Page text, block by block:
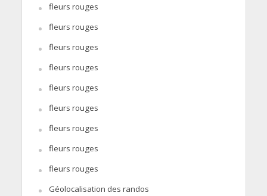
fleurs rouges
fleurs rouges
fleurs rouges
fleurs rouges
fleurs rouges
fleurs rouges
fleurs rouges
fleurs rouges
fleurs rouges
Géolocalisation des randos